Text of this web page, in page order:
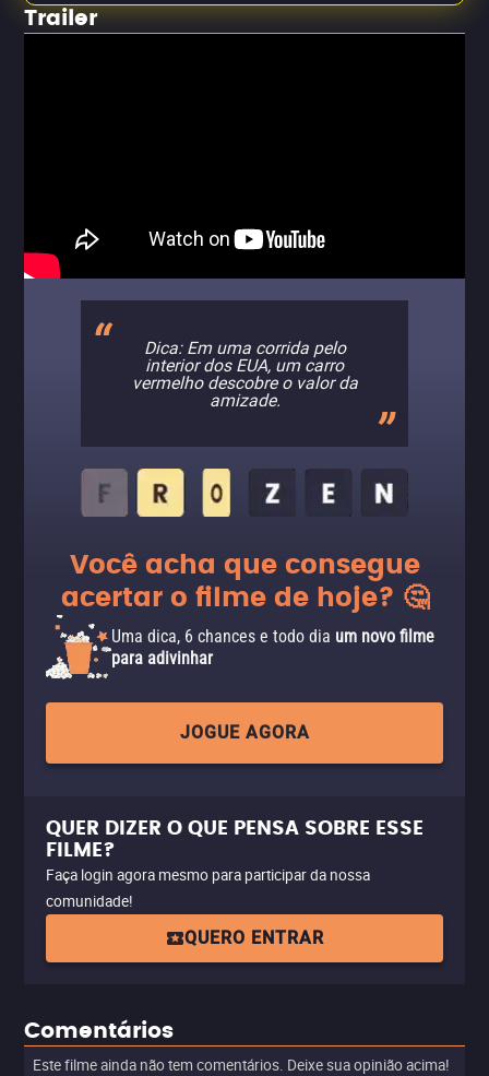
Trailer
Dica: Em uma corrida pelo
interior dos EUA, um carro
vermelho descobre o valor da
amizade.
Você acha que consegue
acertar o filme de hoje? 🤔
Uma dica, 6 chances e todo dia um novo filme
para adivinhar
JOGUE AGORA
QUER DIZER O QUE PENSA SOBRE ESSE
FILME?
Faça login agora mesmo para participar da nossa
comunidade!
QUERO ENTRAR
Comentários
Este filme ainda não tem comentários. Deixe sua opinião acima!